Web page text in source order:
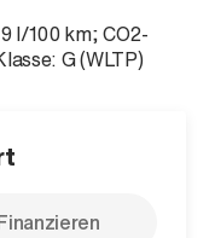
l/100 km; CO2-
G (WLTP)